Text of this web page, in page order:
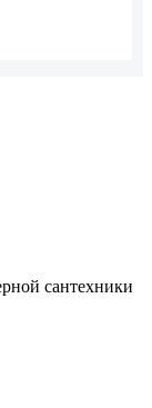
сантехники